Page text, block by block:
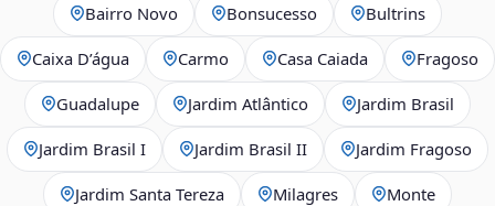
Bairro Novo Bonsucesso Bultrins
Caixa D’água Carmo Casa Caiada Fragoso
Guadalupe Jardim Atlântico Jardim Brasil
Jardim Brasil I Jardim Brasil II Jardim Fragoso
Jardim Santa Tereza Milagres Monte